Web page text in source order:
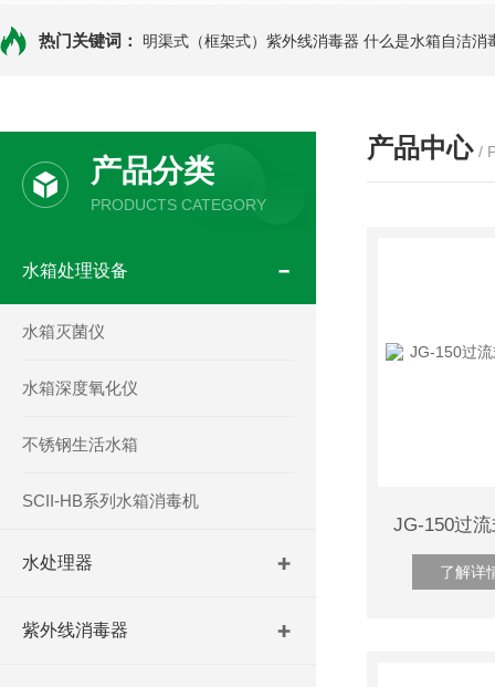
热门关键词： 明渠式（框架式）紫外线消毒器 什么是水箱自洁消
产品分类
PRODUCTS CATEGORY
水箱处理设备
水箱灭菌仪
水箱深度氧化仪
不锈钢生活水箱
SCII-HB系列水箱消毒机
水处理器
紫外线消毒器
产品中心 /
了解详